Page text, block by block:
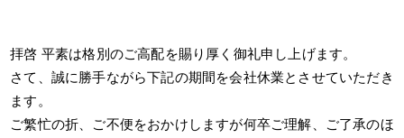
拝啓 平素は格別のご高配を賜り厚く御礼申し上げます。
さて、誠に勝手ながら下記の期間を会社休業とさせていただき
ます。
ご繁忙の折、ご不便をおかけしますが何卒ご理解、ご了承のほ